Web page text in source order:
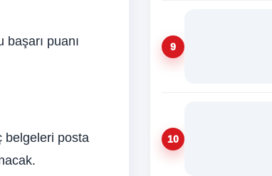
başarı puanı
belgeleri posta
9
10